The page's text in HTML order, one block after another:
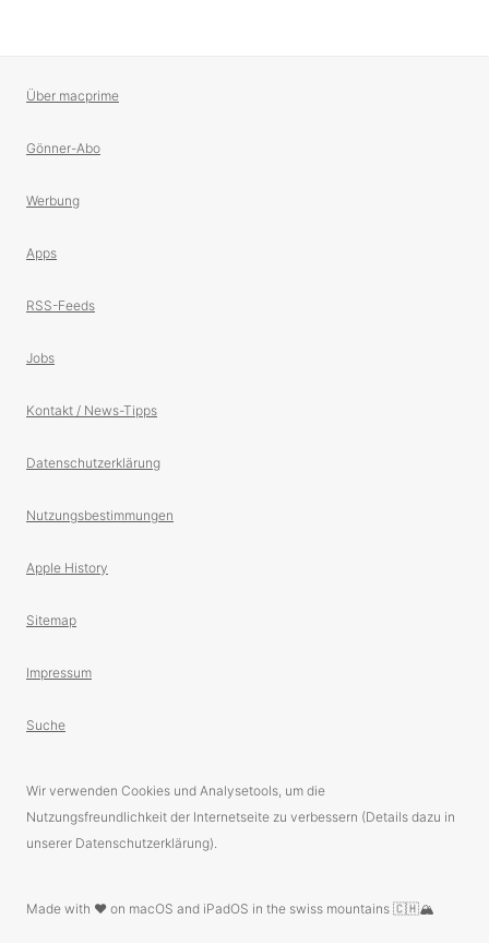
Über macprime
Gönner-Abo
Werbung
Apps
RSS-Feeds
Jobs
Kontakt / News-Tipps
Datenschutzerklärung
Nutzungsbestimmungen
Apple History
Sitemap
Impressum
Suche
Wir verwenden Cookies und Analysetools, um die
Nutzungsfreundlichkeit der Internetseite zu verbessern (Details dazu in
unserer Datenschutzerklärung).
Made with ❤️ on macOS and iPadOS in the swiss mountains 🇨🇭🏔